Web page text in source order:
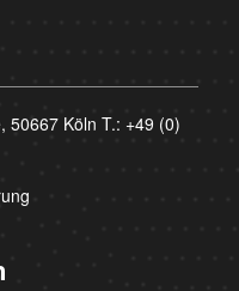
50667 Köln T.: +49 (0)